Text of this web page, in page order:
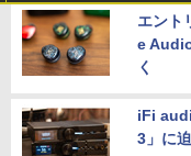
エント
e
く
iFi
3」に